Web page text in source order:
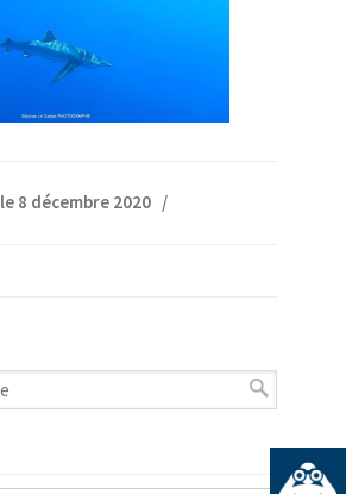
le 8 décembre 2020 /